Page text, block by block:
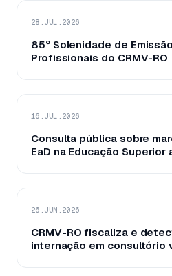
28.JUL.2026
85º Solenidade de
Profissionais do CRMV-RO
16.JUL.2026
Consulta pública sobre
EaD na Educação
26.JUN.2026
CRMV-RO fiscaliza e
internação em consultório